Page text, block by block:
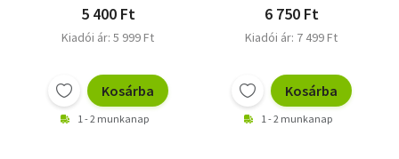
5 400 Ft
Kiadói ár: 5 999 Ft
Kosárba
1 - 2 munkanap
6 750 Ft
Kiadói ár: 7 499 Ft
Kosárba
1 - 2 munkanap